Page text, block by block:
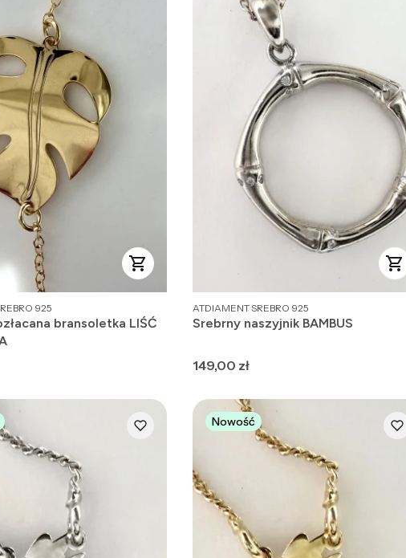
925
bransoletka LIŚĆ
PRODUCENT
ATDIAMENT SREBRO 925
Srebrny naszyjnik BAMBUS
Cena
149,00 zł
Nowość